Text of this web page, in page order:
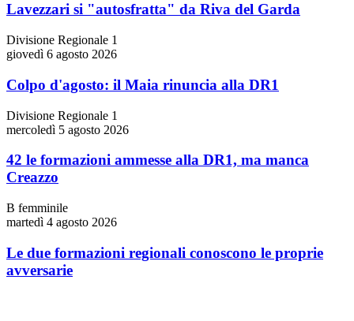
Lavezzari si "autosfratta" da Riva del Garda
Divisione Regionale 1
giovedì 6 agosto 2026
Colpo d'agosto: il Maia rinuncia alla DR1
Divisione Regionale 1
mercoledì 5 agosto 2026
42 le formazioni ammesse alla DR1, ma manca
Creazzo
B femminile
martedì 4 agosto 2026
Le due formazioni regionali conoscono le proprie
avversarie